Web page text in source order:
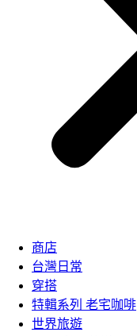
商店
台灣日常
穿搭
特輯系列 老宅咖啡
世界旅遊